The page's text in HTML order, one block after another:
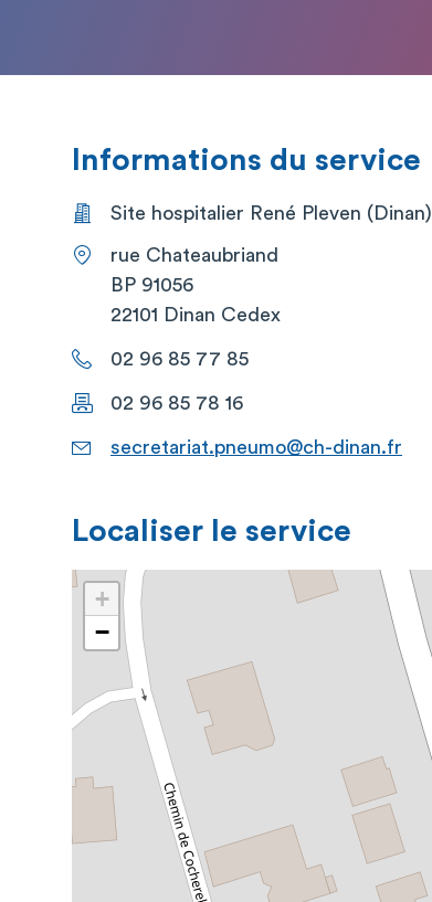
Informations du service
Site hospitalier René Pleven (Dinan)
rue Chateaubriand
BP 91056
22101 Dinan Cedex
02 96 85 77 85
02 96 85 78 16
secretariat.pneumo@ch-dinan.fr
Localiser le service
+
−